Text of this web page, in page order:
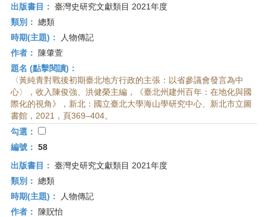
出版書目： 臺灣史研究文獻類目 2021年度
類別： 總類
時期(主題)：
人物傳記
作者：
陳肇萱
題名 (點擊閱讀)：
〈黃純青對戰後初期臺北地方行政的主張：以省參議會發言為中
心〉，收入陳俊強、洪健榮主編，《臺北州建州百年：在地化與國
際化的視角》，新北：國立臺北大學海山學研究中心、新北市立圖
書館，2021，頁369–404。
勾選：
編號： 58
出版書目： 臺灣史研究文獻類目 2021年度
類別： 總類
時期(主題)：
人物傳記
作者：
陳貺怡